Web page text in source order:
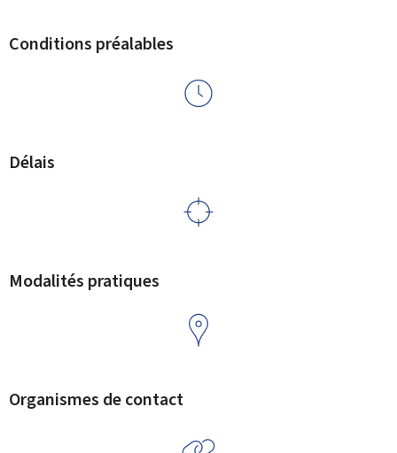
Conditions préalables
Délais
Modalités pratiques
Organismes de contact